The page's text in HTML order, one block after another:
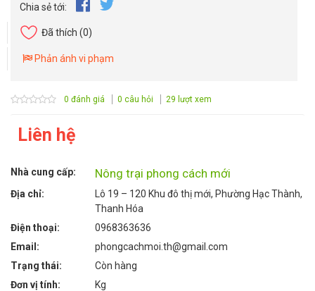
Chia sẻ tới:
Đã thích (0)
Phản ánh vi phạm
0 đánh giá 0 câu hỏi 29 lượt xem
Liên hệ
Nhà cung cấp: Nông trại phong cách mới
Địa chỉ:
Lô 19 – 120 Khu đô thị mới, Phường Hạc Thành,
Thanh Hóa
Điện thoại:
0968363636
Email:
phongcachmoi.th@gmail.com
Trạng thái:
Còn hàng
Đơn vị tính:
Kg